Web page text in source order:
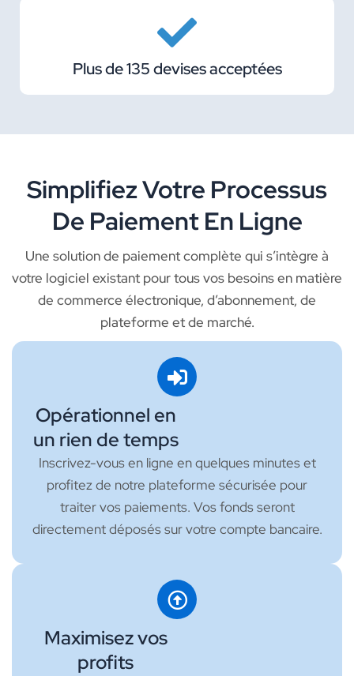
Plus de 135 devises acceptées
Simplifiez Votre Processus
De Paiement En Ligne
Une solution de paiement complète qui s’intègre à
votre logiciel existant pour tous vos besoins en matière
de commerce électronique, d’abonnement, de
plateforme et de marché.
Opérationnel en
un rien de temps
Inscrivez-vous en ligne en quelques minutes et
profitez de notre plateforme sécurisée pour
traiter vos paiements. Vos fonds seront
directement déposés sur votre compte bancaire.
Maximisez vos
profits